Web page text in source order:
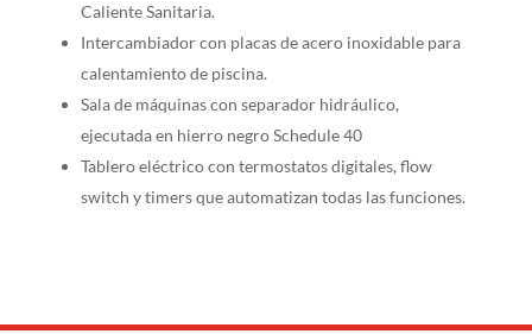
Caliente Sanitaria.
Intercambiador con placas de acero inoxidable para
calentamiento de piscina.
Sala de máquinas con separador hidráulico,
ejecutada en hierro negro Schedule 40
Tablero eléctrico con termostatos digitales, flow
switch y timers que automatizan todas las funciones.